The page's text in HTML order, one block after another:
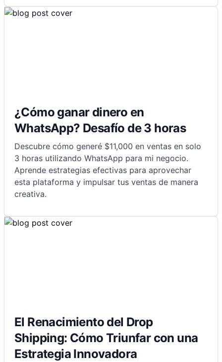
¿Cómo ganar dinero en
WhatsApp? Desafío de 3 horas
Descubre cómo generé $11,000 en ventas en solo
3 horas utilizando WhatsApp para mi negocio.
Aprende estrategias efectivas para aprovechar
esta plataforma y impulsar tus ventas de manera
creativa.
El Renacimiento del Drop
Shipping: Cómo Triunfar con una
Estrategia Innovadora